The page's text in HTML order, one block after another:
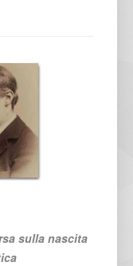
sulla nascita